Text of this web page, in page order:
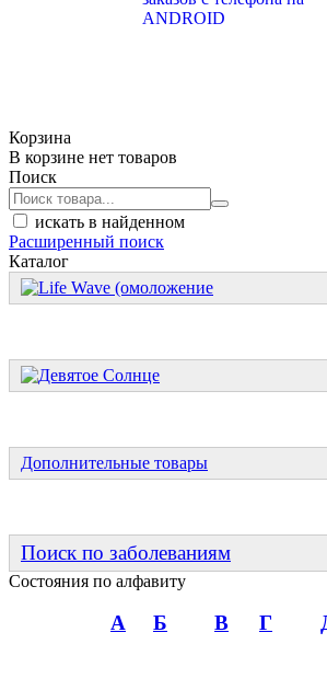
Корзина
В корзине нет товаров
Поиск
искать в найденном
Расширенный поиск
Каталог
Дополнительные товары
Поиск по заболеваниям
Состояния по алфавиту
А Б В Г